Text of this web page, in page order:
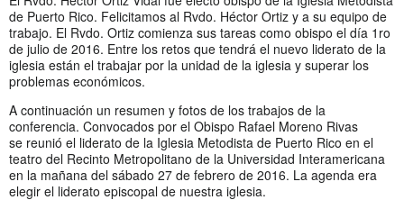
de Puerto Rico. Felicitamos al Rvdo. Héctor Ortiz y a su equipo de
trabajo. El Rvdo. Ortiz comienza sus tareas como obispo el día 1ro
de julio de 2016. Entre los retos que tendrá el nuevo liderato de la
iglesia están el trabajar por la unidad de la iglesia y superar los
problemas económicos.
A continuación un resumen y fotos de los trabajos de la
conferencia. Convocados por el Obispo Rafael Moreno Rivas
se reunió el liderato de la Iglesia Metodista de Puerto Rico en el
teatro del Recinto Metropolitano de la Universidad Interamericana
en la mañana del sábado 27 de febrero de 2016. La agenda era
elegir el liderato episcopal de nuestra iglesia.